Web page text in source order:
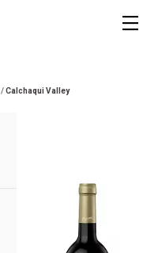
/Calchaqui Valley